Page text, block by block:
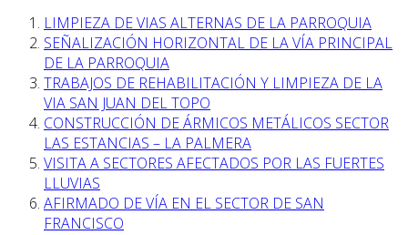
LIMPIEZA DE VIAS ALTERNAS DE LA PARROQUIA
SEÑALIZACIÓN HORIZONTAL DE LA VÍA PRINCIPAL
DE LA PARROQUIA
TRABAJOS DE REHABILITACIÓN Y LIMPIEZA DE LA
VIA SAN JUAN DEL TOPO
CONSTRUCCIÓN DE ÁRMICOS METÁLICOS SECTOR
LAS ESTANCIAS – LA PALMERA
VISITA A SECTORES AFECTADOS POR LAS FUERTES
LLUVIAS
AFIRMADO DE VÍA EN EL SECTOR DE SAN
FRANCISCO